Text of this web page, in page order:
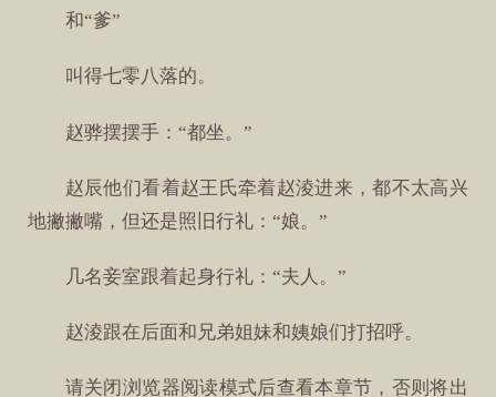
和“爹”
叫得七零八落的。
赵骅摆摆手：“都坐。”
赵辰他们看着赵王氏牵着赵淩进来，都不太高兴
地撇撇嘴，但还是照旧行礼：“娘。”
几名妾室跟着起身行礼：“夫人。”
赵淩跟在后面和兄弟姐妹和姨娘们打招呼。
请关闭浏览器阅读模式后查看本章节，否则将出